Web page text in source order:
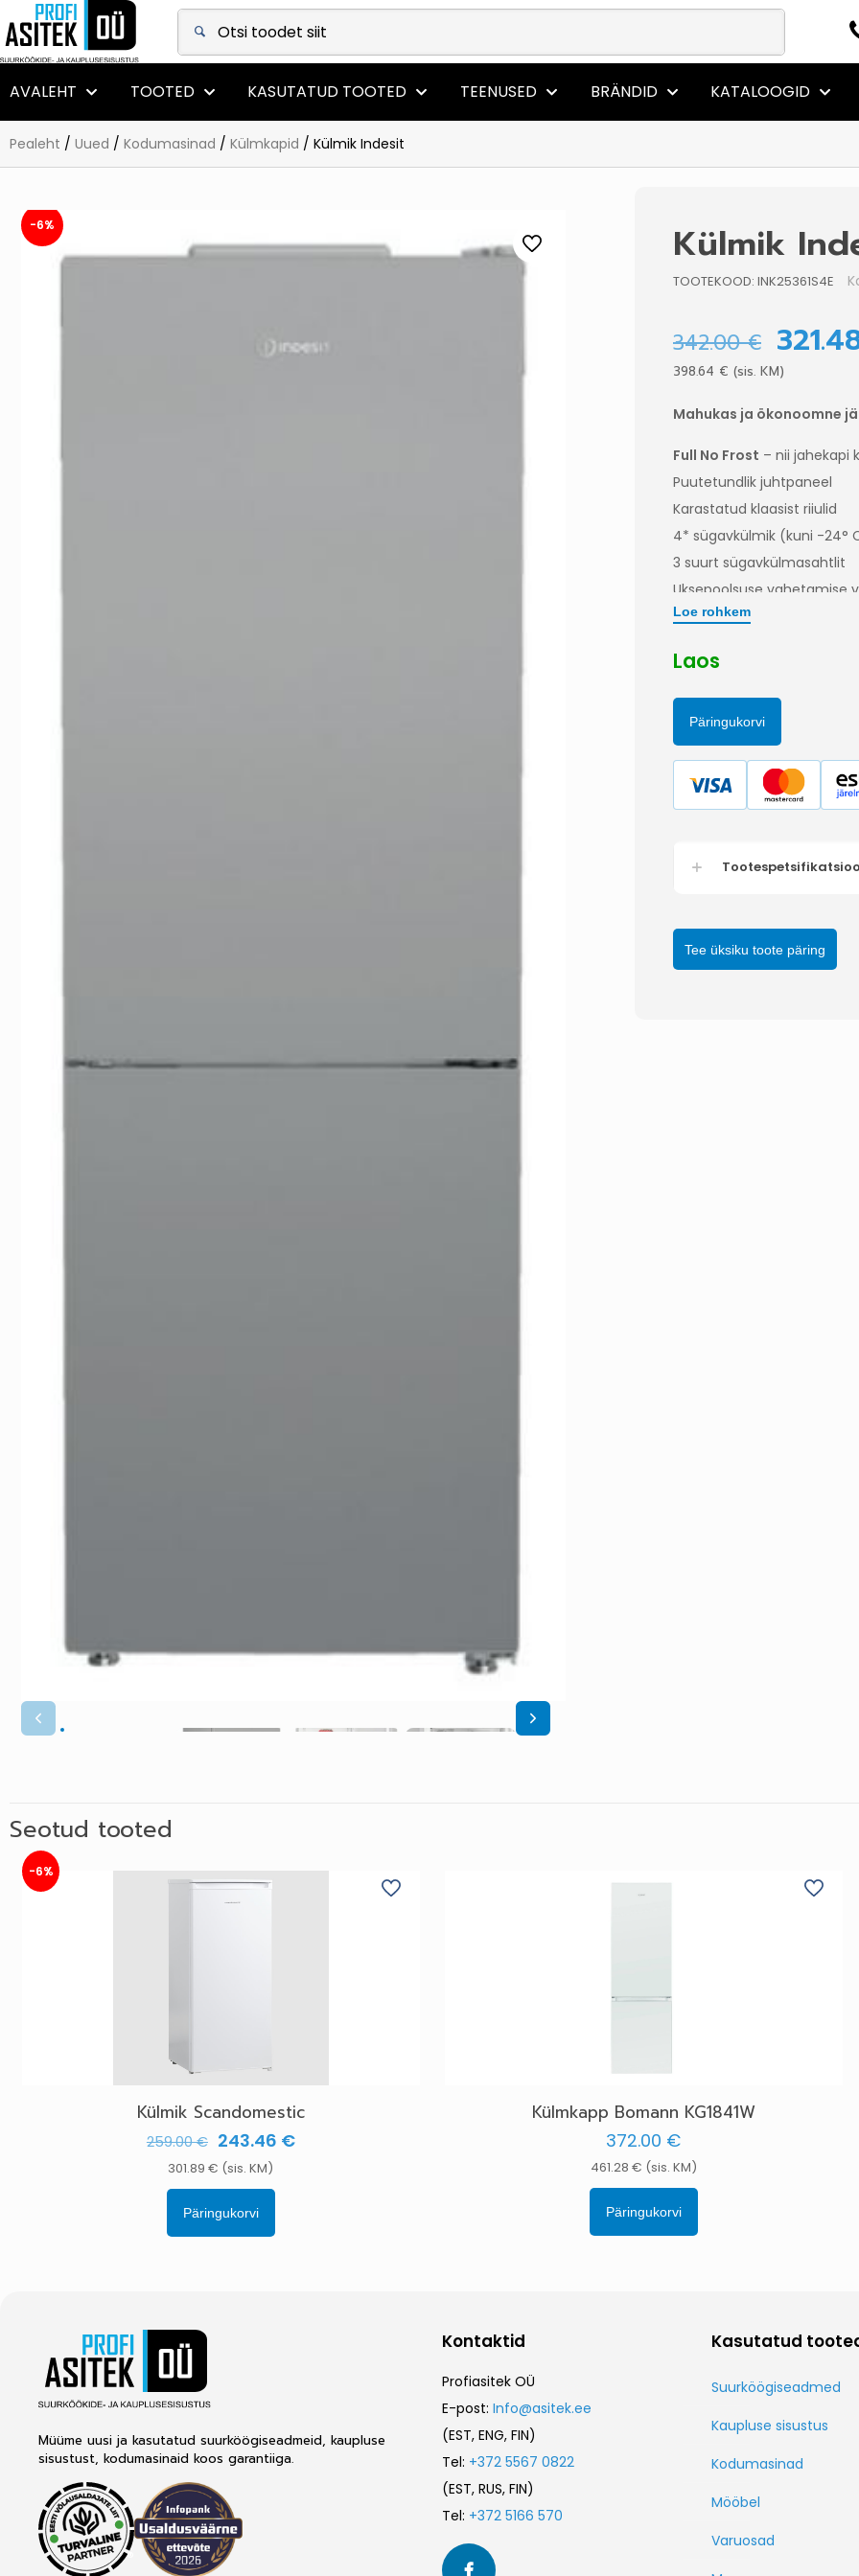
AVALEHT TOOTED KASUTATUD TOOTED TEENUSED BRÄNDID KATALOOGID
Pealeht / Uued / Kodumasinad / Külmkapid / Külmik Indesit
-6% Külmik
TOOTEKOOD: INK25361S4E
342.00€
398.64 € (sis. KM)
Mahukas ja ökonoomne
Full No Frost – nii
Puutetundlik juhtpaneel
Karastatud klaasist riiulid
4* sügavkülmik (kuni -24°
3 suurt sügavkülmasahtlit
Uksepoolsuse vahetamise
Loe rohkem
Laos
Päringukorvi
Tee üksiku toote päring
Seotud tooted
-6%
Külmik Scandomestic
259.00€ 243.46 €
301.89€ (sis. KM)
Päringukorvi
Külmkapp Bomann KG1841W
372.00 €
461.28 € (sis. KM)
Päringukorvi
Müüme uusi ja kasutatud suurköögiseadmeid, kaupluse
sisustust, kodumasinaid koos garantiiga.
®
Kontaktid
Profiasitek OÜ
E-post:Info@asitek.ee
(EST, ENG, FIN)
Tel: +372 5567 0822
(EST, RUS, FIN)
Tel: +372 5166 570
Kasutatud
Suurköögiseadmed
Kaupluse sisustus
Kodumasinad
Mööbel
Varuosad